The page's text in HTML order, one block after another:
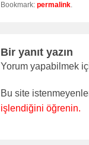
Bookmark: permalink.
Bir yanıt yazın
Yorum yapabilmek
Bu site
işlendiğini öğrenin.